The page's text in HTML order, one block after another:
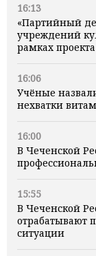
16:13
«Партийный
учреждений
рамках
16:06
Учёные
нехватки
16:00
В Чеченской
15:55
В Чеченской
отрабатывают
ситуации